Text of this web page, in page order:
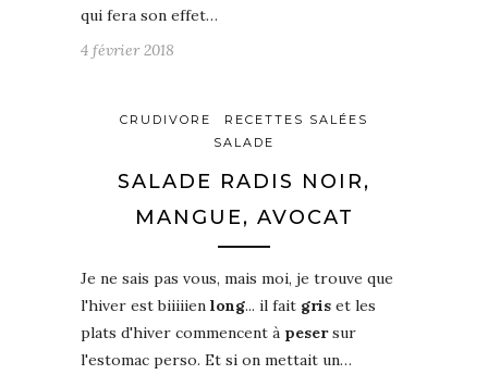
qui fera son effet…
4 février 2018
CRUDIVORE
RECETTES SALÉES
SALADE
SALADE RADIS NOIR,
MANGUE, AVOCAT
Je ne sais pas vous, mais moi, je trouve que
l'hiver est biiiiien long... il fait gris et les
plats d'hiver commencent à pesersur
l'estomac perso. Et si on mettait un…